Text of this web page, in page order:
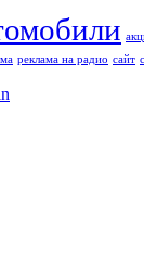
реклама на радио сайт